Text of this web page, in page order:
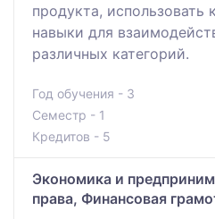
продукта, использовать
навыки для
различных категорий.
Год обучения - 3
Семестр - 1
Кредитов - 5
Экономика и
права, Финансовая